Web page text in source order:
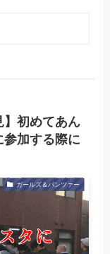
】初めてあん
参加する際に
ガールズ＆パンツァー